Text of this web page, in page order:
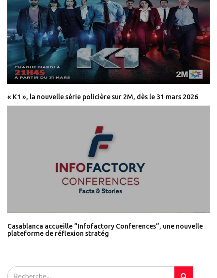
« K1 », la nouvelle série policière sur 2M, dès le 31 mars 2026
Casablanca accueille “Infofactory Conferences”, une nouvelle
plateforme de réflexion stratég